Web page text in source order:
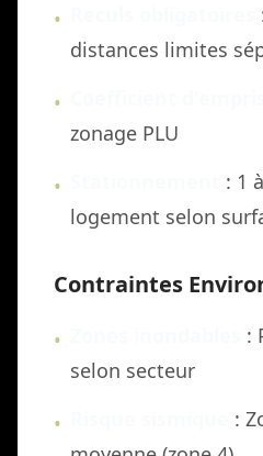
•
distances limites
•
zonage PLU
•
: 1
logement selon
Contraintes
•
:
selon secteur
•
: